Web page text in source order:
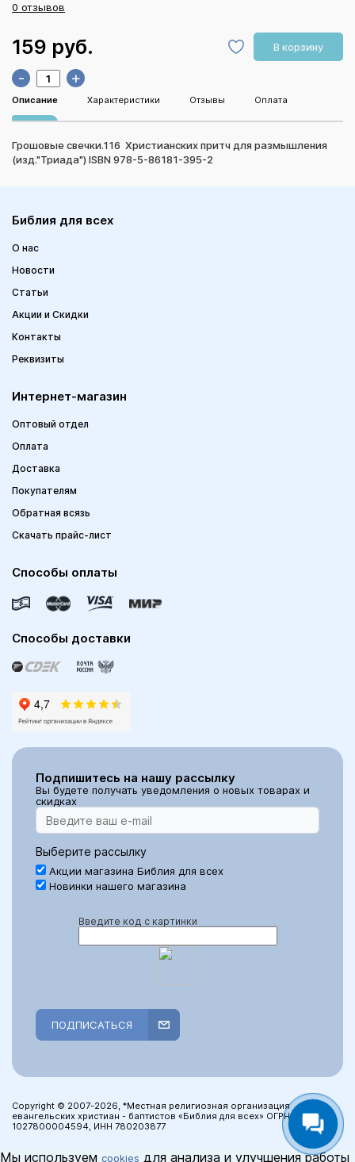
0 отзывов
159 руб. В корзину
- +
Описание Характеристики Отзывы Оплата
Грошовые свечки.116 Христианских притч для размышления
(изд."Триада") ISBN 978-5-86181-395-2
Библия для всех
О нас
Новости
Статьи
Акции и Скидки
Контакты
Реквизиты
Интернет-магазин
Оптовый отдел
Оплата
Доставка
Покупателям
Обратная всязь
Скачать прайс-лист
Способы оплаты
Способы доставки
Подпишитесь на нашу рассылку
Вы будете получать уведомления о новых товарах и
скидках
Выберите рассылку
Акции магазина Библия для всех
Новинки нашего магазина
Введите код с картинки
ПОДПИСАТЬСЯ
Copyright © 2007-2026, *Местная религиозная организация
евангельских христиан - баптистов «Библия для всех» ОГРН:
1027800004594, ИНН 780203877
Мы используем cookies для анализа и улучшения работы